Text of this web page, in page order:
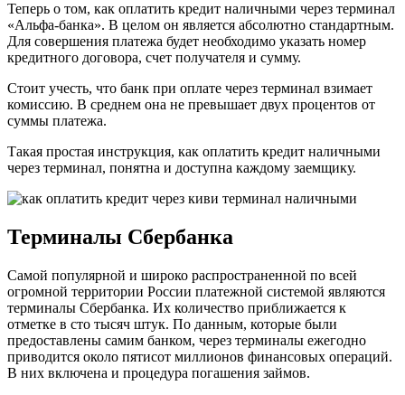
Теперь о том, как оплатить кредит наличными через терминал
«Альфа-банка». В целом он является абсолютно стандартным.
Для совершения платежа будет необходимо указать номер
кредитного договора, счет получателя и сумму.
Стоит учесть, что банк при оплате через терминал взимает
комиссию. В среднем она не превышает двух процентов от
суммы платежа.
Такая простая инструкция, как оплатить кредит наличными
через терминал, понятна и доступна каждому заемщику.
Терминалы Сбербанка
Самой популярной и широко распространенной по всей
огромной территории России платежной системой являются
терминалы Сбербанка. Их количество приближается к
отметке в сто тысяч штук. По данным, которые были
предоставлены самим банком, через терминалы ежегодно
приводится около пятисот миллионов финансовых операций.
В них включена и процедура погашения займов.